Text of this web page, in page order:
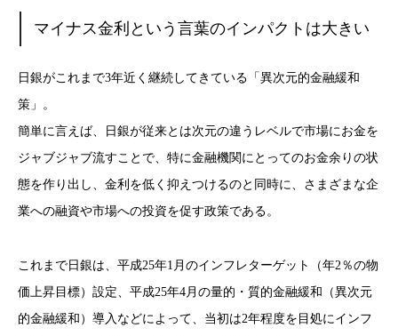
マイナス金利という言葉のインパクトは大きい
日銀がこれまで3年近く継続してきている「異次元的金融緩和
策」。
簡単に言えば、日銀が従来とは次元の違うレベルで市場にお金を
ジャブジャブ流すことで、特に金融機関にとってのお金余りの状
態を作り出し、金利を低く抑えつけるのと同時に、さまざまな企
業への融資や市場への投資を促す政策である。
これまで日銀は、平成25年1月のインフレターゲット（年2％の物
価上昇目標）設定、平成25年4月の量的・質的金融緩和（異次元
的金融緩和）導入などによって、当初は2年程度を目処にインフ